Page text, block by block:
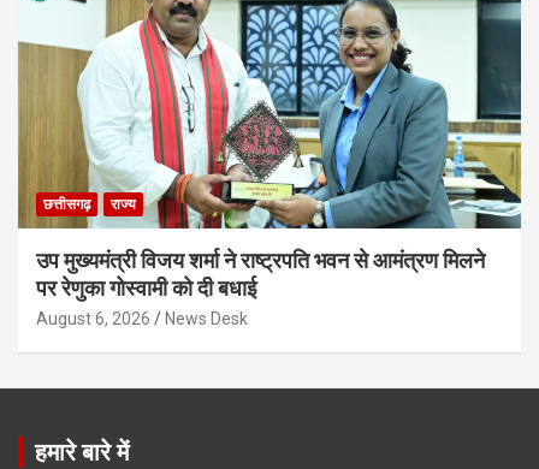
छत्तीसगढ़ राज्य
उप मुख्यमंत्री विजय शर्मा ने राष्ट्रपति भवन से आमंत्रण मिलने
पर रेणुका गोस्वामी को दी बधाई
August 6, 2026 News Desk
हमारे बारे में